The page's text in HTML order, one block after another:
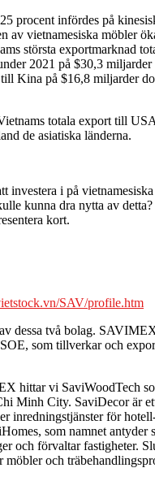
procent infördes på
av vietnamesiska möbler
största exportmarknad
2021 på $30,3
Kina på $16,8 miljarder
totala export till
de asiatiska länderna.
investera i på vietnamesiska
kunna dra nytta av detta?
kort.
SAV/profile.htm
dessa två bolag.
som tillverkar och
hittar vi SaviWoodTech
Minh City. SaviDecor är
inredningstjänster för
som namnet antyder
och förvaltar fastigheter.
möbler och